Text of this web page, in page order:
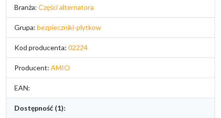
Branża: Części alternatora
Grupa: bezpieczniki-plytkow
Kod producenta: 02224
Producent: AMIO
EAN:
Dostępność (1):